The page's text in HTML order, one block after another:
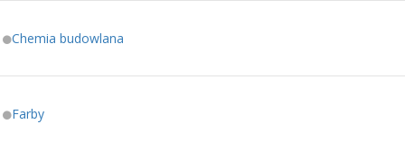
Chemia budowlana
Farby